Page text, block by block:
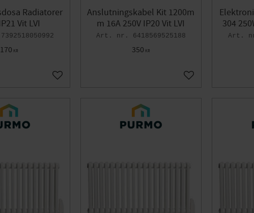
Radiatorer
Vit LVI
7392518050992
170 KR
Lägg till i favoriter
Anslutningskabel Kit 1200m
m 16A 250V IP20 Vit LVI
6418569525188
350 KR
Lägg till i favoriter
304